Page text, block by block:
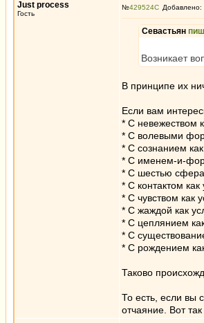
Just process
Гость
№429524
Севастьян
Возникает
В принципе их
Если вам
* С невежеством
* С волевыми
* С сознанием
* С именем-и-
* С шестью
* С контактом как
* С чувством как
* С жаждой как
* С цеплянием
* С
* С рождением
Таково
То есть, если вы
отчаяние. Вот так